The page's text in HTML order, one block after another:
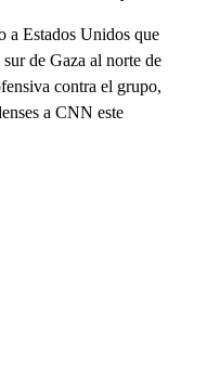
a Estados Unidos que
de Gaza al norte de
contra el grupo,
a CNN este